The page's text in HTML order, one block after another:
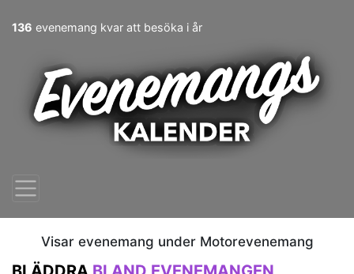
136 evenemang kvar att besöka i år
Visar evenemang under Motorevenemang